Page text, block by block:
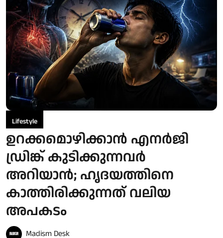
Lifestyle
ഉറക്കമൊഴിക്കാൻ എനർജി
ഡ്രിങ്ക് കുടിക്കുന്നവർ
അറിയാൻ; ഹൃദയത്തിനെ
കാത്തിരിക്കുന്നത് വലിയ
അപകടം
Madism Desk